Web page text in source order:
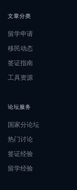
文章分类
留学申请
移民动态
签证指南
工具资源
论坛服务
国家分论坛
热门讨论
签证经验
留学经验